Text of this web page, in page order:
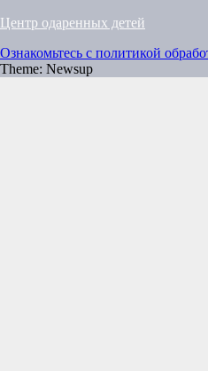
Центр одаренных детей
Ознакомьтесь с политикой
Theme: Newsup